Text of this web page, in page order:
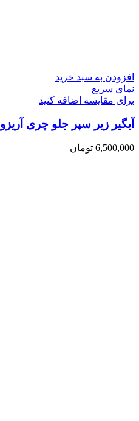
افزودن به سبد خرید
نمای سریع
برای مقایسه اضافه کنید
آبگیر زیر سپر جلو چری آریزو 6 معمولی ARRIZO 6
6,500,000 تومان